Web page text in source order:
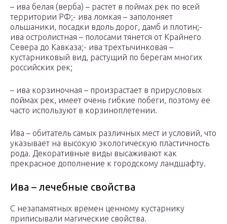
– ива белая (верба) – растет в поймах рек по всей
территории РФ;- ива ломкая – заполоняет
ольшаники, посадки вдоль дорог, дамб и плотин;-
ива остролистная – полосами тянется от Крайнего
Севера до Кавказа;- ива трехтычинковая –
кустарниковый вид, растущий по берегам многих
российских рек;
– ива корзиночная – произрастает в прирусловых
поймах рек, имеет очень гибкие побеги, поэтому ее
часто используют в корзиноплетении.
Ива – обитатель самых различных мест и условий, что
указывает на высокую экологическую пластичность
рода. Декоративные виды высаживают как
прекрасное дополнение к городскому ландшафту.
Ива – лечебные свойства
С незапамятных времен ценному кустарнику
приписывали магические свойства.